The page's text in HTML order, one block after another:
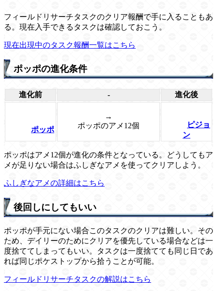
フィールドリサーチタスクのクリア報酬で手に入ることもあ
る。現在入手できるタスクは確認しておこう。
現在出現中のタスク報酬一覧はこちら
ポッポの進化条件
進化前 - 進化後
ポッポ
→
ポッポのアメ12個
ピジョ
ン
ポッポはアメ12個が進化の条件となっている。どうしてもア
メが足りない場合はふしぎなアメを使ってクリアしよう。
ふしぎなアメの詳細はこちら
後回しにしてもいい
ポッポが手元にない場合このタスクのクリアは難しい。その
ため、デイリーのためにクリアを優先している場合などは一
度捨ててしまってもいい。タスクは一度捨てても同じ日であ
れば同じポケストップから拾うことが可能。
フィールドリサーチタスクの解説はこちら